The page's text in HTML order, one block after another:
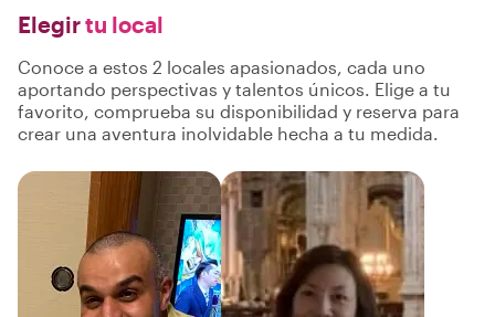
Elegirtu local
Conoce a estos 2 locales apasionados, cada uno
aportando perspectivas y talentos únicos. Elige a tu
favorito, comprueba su disponibilidad y reserva para
crear una aventura inolvidable hecha a tu medida.